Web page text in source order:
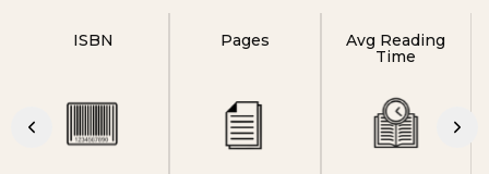
ISBN Pages
Avg Reading
Time